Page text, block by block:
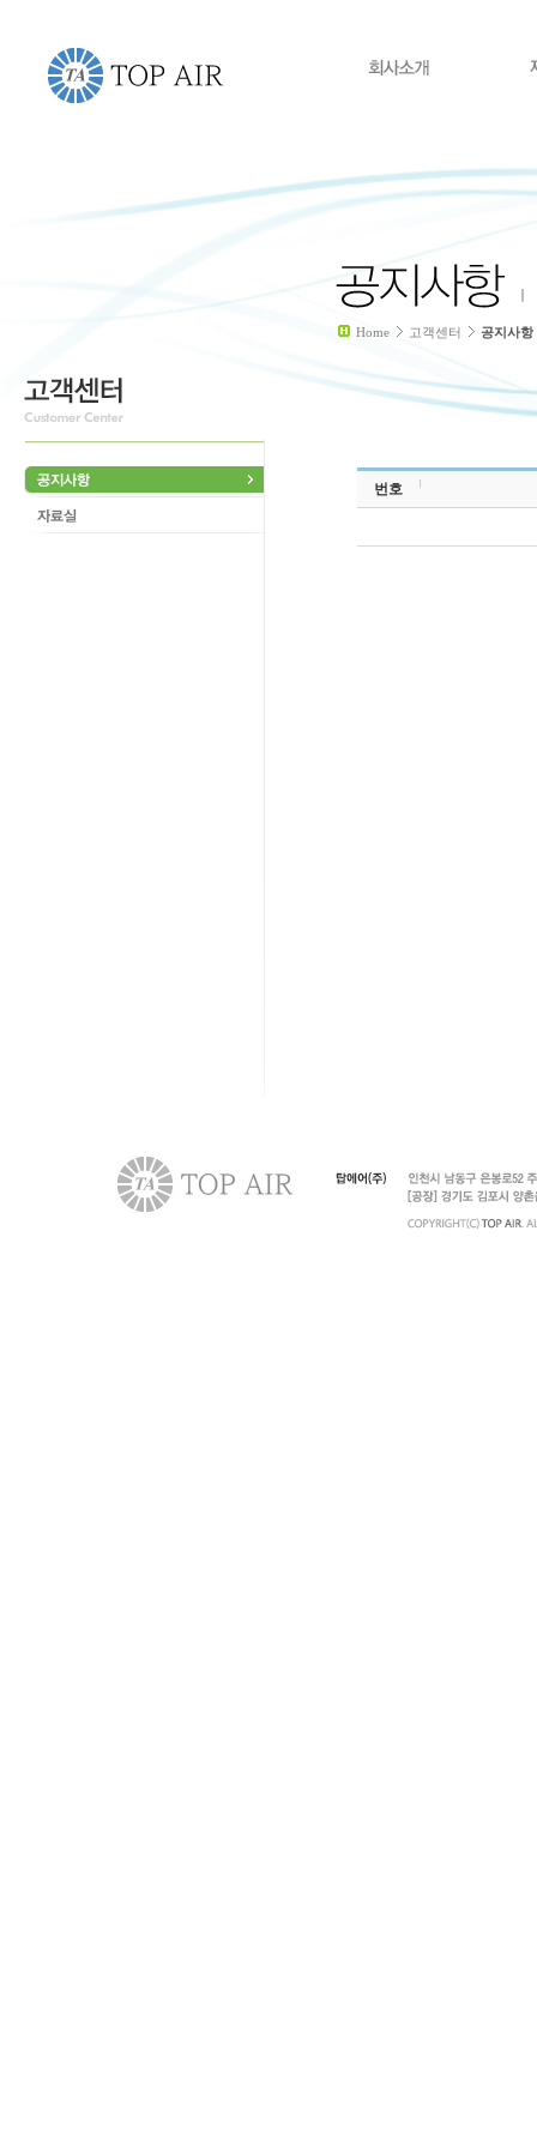
Home 고객센터 공지사항
번호